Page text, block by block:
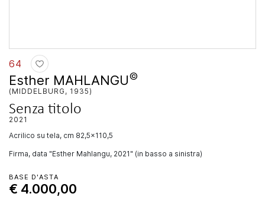
64
Esther MAHLANGU©
(MIDDELBURG, 1935)
Senza titolo
2021
acrilico su tela, cm 82,5x110,5
Firma, data "Esther Mahlangu, 2021" (in basso a sinistra)
BASE D'ASTA
€ 4.000,00